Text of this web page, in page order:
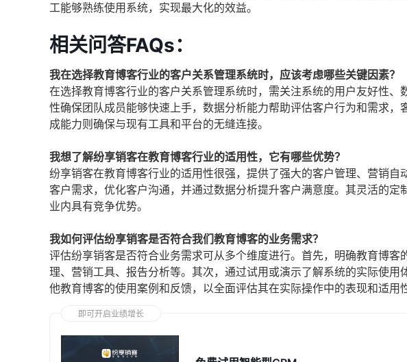
工能够熟练使用系统，实现最大化的效益。
相关问答FAQs：
我在选择教育博客行业的客户关系管理系统时，应该考虑哪些关键因素？
在选择教育博客行业的客户关系管理系统时，需关注系统的用户友好性
性确保团队成员能够快速上手，数据分析能力帮助评估客户行为和需求
成能力则确保与现有工具和平台的无缝连接。
我想了解纷享销客在教育博客行业的适用性，它有哪些优势？
纷享销客在教育博客行业的适用性很强，提供了强大的客户管理、营销
客户需求，优化客户沟通，并通过数据分析提升客户满意度。其灵活的
业内具有竞争优势。
我如何评估纷享销客是否符合我们教育博客的业务需求？
评估纷享销客是否符合业务需求可从多个维度进行。首先，明确教育博
理、营销工具、报告分析等。其次，通过试用或演示了解系统的实际使
他教育博客的使用案例和反馈，以全面评估其在实际操作中的表现和适用性
即可开启业绩增长